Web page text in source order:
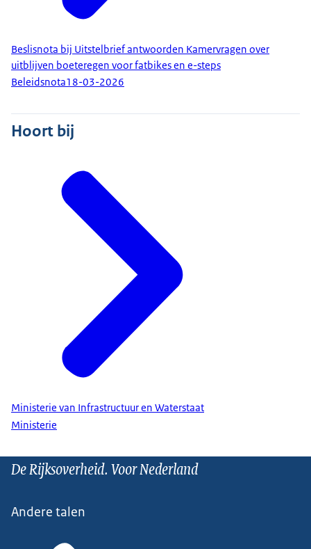
Beslisnota bij Uitstelbrief antwoorden Kamervragen over
uitblijven boeteregen voor fatbikes en e-steps
Beleidsnota18-03-2026
Hoort bij
Ministerie van Infrastructuur en Waterstaat
Ministerie
De Rijksoverheid. Voor Nederland
Andere talen